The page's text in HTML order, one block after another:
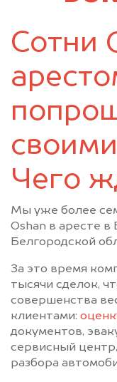
Сотни
Чего
Мы уже более
Oshan в аресте в
Белгородской
За это время
тысячи сделок,
совершенства
клиентами:
документов,
сервисный
разбора